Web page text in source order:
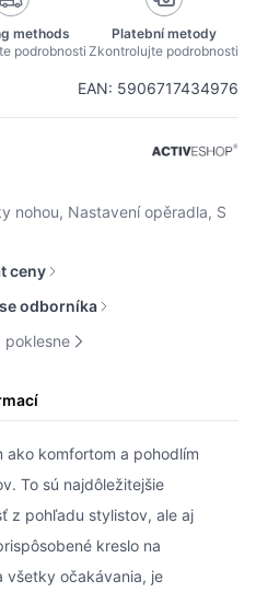
EAN: 5906717434976
nohou, Nastavení opěradla, S
methods
podrobnosti
Platební metody
Zkontrolujte podrobnosti
ceny
odborníka
poklesne
ako komfortom a pohodlím
To sú najdôležitejšie
z pohľadu stylistov, ale aj
kreslo na
všetky očakávania, je